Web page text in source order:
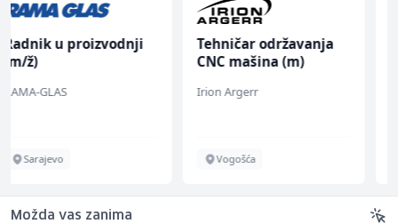
Tehničar održavanja
CNC mašina (m)
Irion Argerr
Vogošća
Trgovac - Magacioner
(m/ž)
Amko komerc
Fojnica
Možda vas zanima